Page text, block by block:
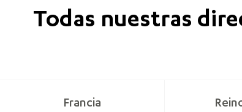
Todas nuestras
Francia